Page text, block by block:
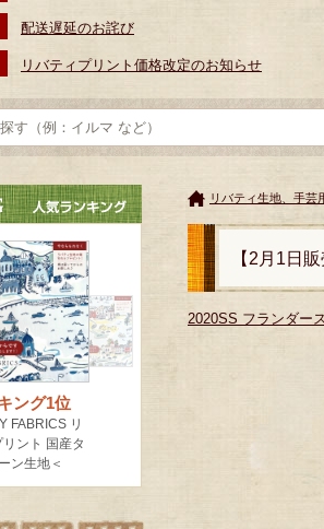
配送遅延のお詫び
リバティプリント価格改定のお知らせ
リバティ生地、手
【2月1日
2020SS フランダー